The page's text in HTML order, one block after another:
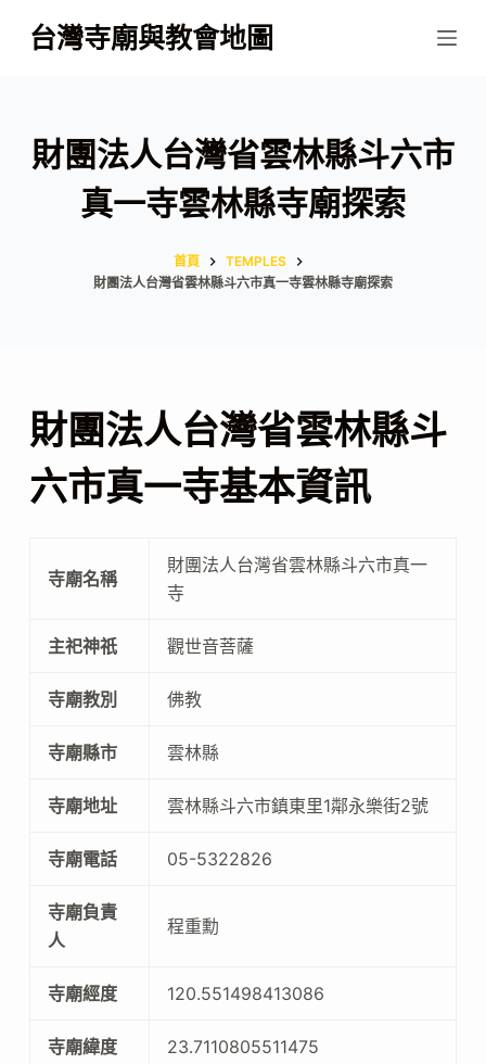
跳
至
內
容
台灣寺廟與教會地圖
財團法人台灣省雲林縣斗六市
真一寺雲林縣寺廟探索
首頁
TEMPLES
財團法人台灣省雲林縣斗六市真一寺雲林縣寺廟探索
財團法人台灣省雲林縣斗
六市真一寺基本資訊
寺廟名稱
財團法人台灣省雲林縣斗六市真一
寺
主祀神祇 觀世音菩薩
寺廟教別 佛教
寺廟縣市 雲林縣
寺廟地址 雲林縣斗六市鎮東里1鄰永樂街2號
寺廟電話 05-5322826
寺廟負責
人
程重勳
寺廟經度 120.551498413086
寺廟緯度 23.7110805511475